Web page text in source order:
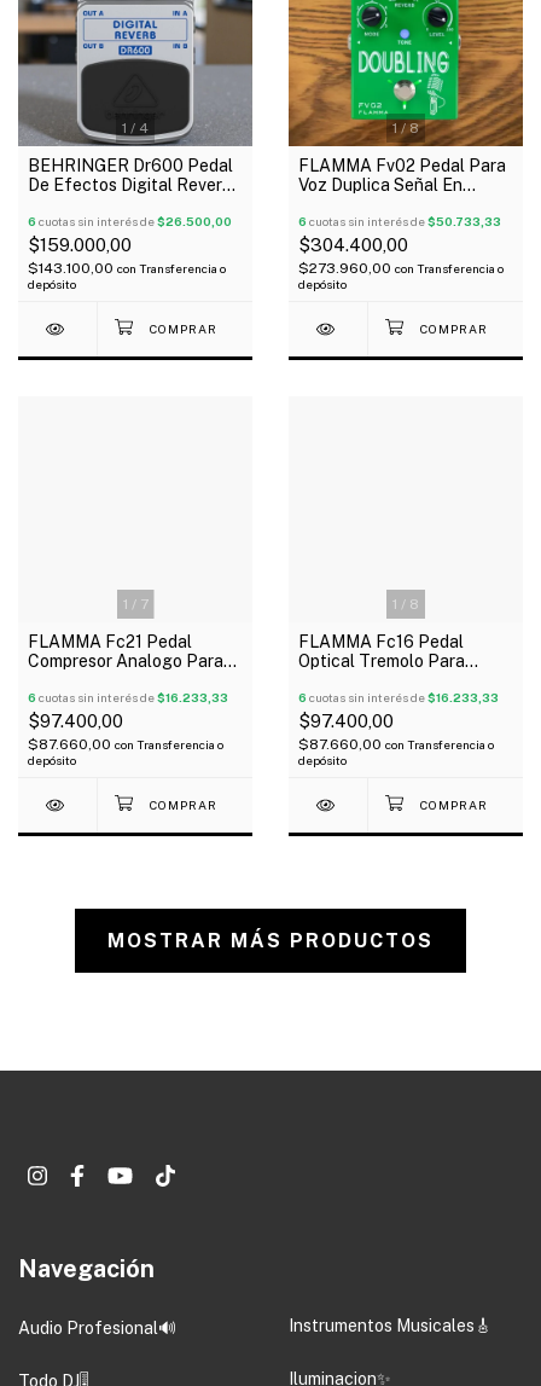
1 / 4
BEHRINGER Dr600 Pedal
De Efectos Digital Reverb
6 cuotas sin interés de$26.500,00
$159.000,00
$143.100,00 con Transferencia o
depósito
1/8
FLAMMA Fv02 Pedal Para
Voz Duplica Señal En
6 cuotas sin interés de$50.733,33
$304.400,00
$273.960,00 con Transferencia o
depósito
1 / 7
FLAMMA Fc21 Pedal
Compresor Analogo Para
6 cuotas sin interés de$16.233,33
$97.400,00
$87.660,00 con Transferencia o
depósito
1 / 8
FLAMMA Fc16 Pedal
Optical Tremolo Para
6 cuotas sin interés de$16.233,33
$97.400,00
$87.660,00 con Transferencia o
depósito
MOSTRAR MÁS PRODUCTOS
Navegación
Audio Profesional🔊 Instrumentos Musicales🎸
Todo DJ🎚️ Iluminacion✨